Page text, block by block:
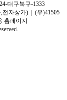
대구북구-1333
전자상가) | (우)41505
홈페이지